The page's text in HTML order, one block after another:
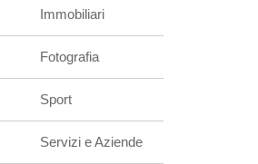
Immobiliari
Fotografia
Sport
Servizi e Aziende